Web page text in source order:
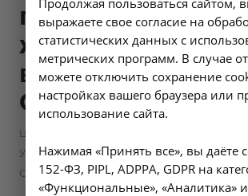
желез -
в Усолье-
Сибирском
Цены в Усолье-Сибирском
Ультразвуковые диагностические
Сибирском, НИИКМ
Продолжая пользоваться сайтом,
выражаете свое согласие на
статистических данных с
метрических программ. В случае
можете отключить сохранение
настройках вашего браузера или
использование сайта.
Нажимая «Принять все», вы даёте
152-ФЗ, PIPL, ADPPA, GDPR на
«Функциональные», «Аналитика» и